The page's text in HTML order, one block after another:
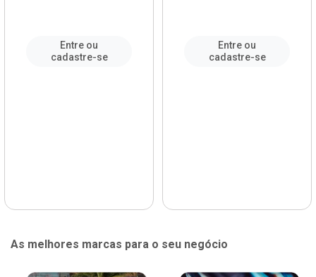
Entre ou
cadastre-se
Entre ou
cadastre-se
As melhores marcas para o seu negócio